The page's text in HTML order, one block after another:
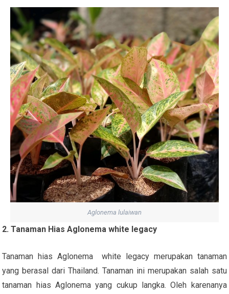
Aglonema lulaiwan
2. Tanaman Hias Aglonema white legacy
Tanaman hias Aglonema white legacy merupakan tanaman
yang berasal dari Thailand. Tanaman ini merupakan salah satu
tanaman hias Aglonema yang cukup langka. Oleh karenanya